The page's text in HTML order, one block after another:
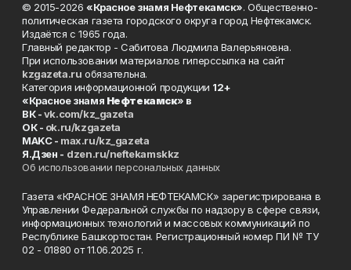
© 2015-2026 «Красное знамя Нефтекамск». Общественно-
политическая газета городского округа город Нефтекамск.
Издаётся с 1965 года.
Главный редактор - Сабитова Людмила Валерьяновна.
При использовании материалов гиперссылка на сайт
kzgazeta.ru обязательна.
Категория информационной продукции 12+
«Красное знамя Нефтекамск» в
ВК -vk.com/kz_gazeta
ОК - ok.ru/kzgazeta
MAKC - max.ru/kz_gazeta
Я.Дзен - dzen.ru/neftekamskkz
Об использовании персональных данных
Газета «КРАСНОЕ ЗНАМЯ НЕФТЕКАМСК» зарегистрирована в
Управлении Федеральной службы по надзору в сфере связи,
информационных технологий и массовых коммуникаций по
Республике Башкортостан. Регистрационный номер ПИ № ТУ
02 - 01880 от 11.06.2025 г.